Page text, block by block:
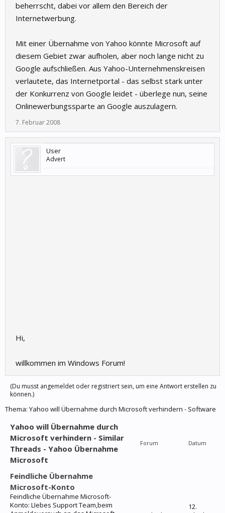
beherrscht, dabei vor allem den Bereich der
Internetwerbung.
Mit einer Übernahme von Yahoo könnte Microsoft auf
diesem Gebiet zwar aufholen, aber noch lange nicht zu
Google aufschließen. Aus Yahoo-Unternehmenskreisen
verlautete, das Internetportal - das selbst stark unter
der Konkurrenz von Google leidet - überlege nun, seine
Onlinewerbungssparte an Google auszulagern.
7. Februar 2008
User
Advert
Hi,
willkommen im Windows Forum!
(Du musst angemeldet oder registriert sein, um eine Antwort erstellen zu
können.)
Thema: Yahoo will Übernahme durch Microsoft verhindern - Software
Yahoo will Übernahme durch
Microsoft verhindern - Similar
Threads - Yahoo Übernahme
Microsoft
Forum Datum
Feindliche Übernahme
Microsoft-Konto
Feindliche Übernahme Microsoft-
Konto: LIebes Support Team,beim
12.